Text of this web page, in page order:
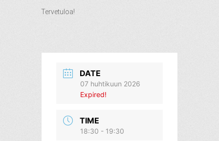
Tervetuloa!
DATE
07 huhtikuun 2026
Expired!
TIME
18:30 - 19:30